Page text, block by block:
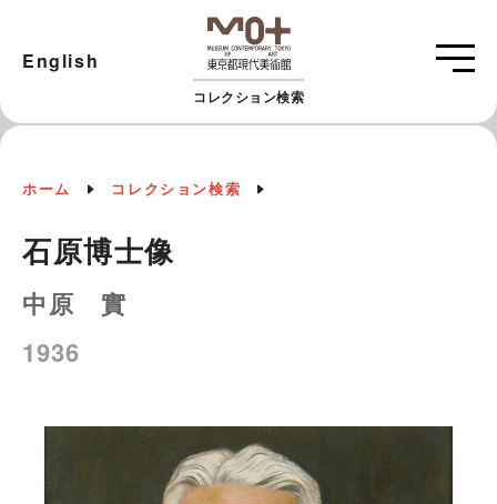
コレクション検索
English
ホーム コレクション検索
石原博士像
中原 實
1936